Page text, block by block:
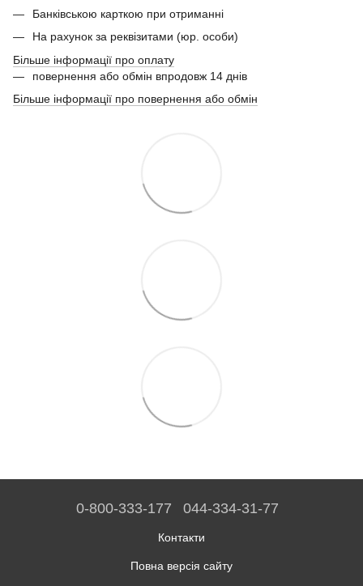
Банківською карткою при отриманні
На рахунок за реквізитами (юр. особи)
Більше інформації про оплату
повернення або обмін впродовж 14 днів
Більше інформації про повернення або обмін
0-800-333-177 044-334-31-77
Контакти
Повна версія сайту